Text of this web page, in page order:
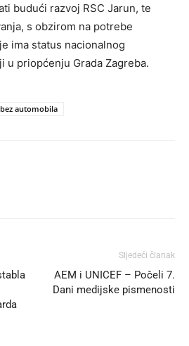
budući razvoj RSC Jarun, te
s obzirom na potrebe
ima status nacionalnog
u priopćenju Grada Zagreba.
automobila
Sljedeći članak
AEM i UNICEF – Počeli 7.
Dani medijske pismenosti